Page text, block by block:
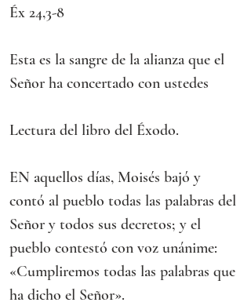
Éx 24,3-8
Esta es la sangre de la alianza que el
Señor ha concertado con ustedes
Lectura del libro del Éxodo.
EN aquellos días, Moisés bajó y
contó al pueblo todas las palabras del
Señor y todos sus decretos; y el
pueblo contestó con voz unánime:
«Cumpliremos todas las palabras que
ha dicho el Señor».